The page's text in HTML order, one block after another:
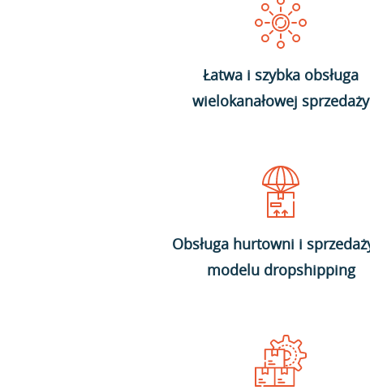
Łatwa i szybka obsługa
wielokanałowej sprzedaży
Obsługa hurtowni i
modelu dropshipping